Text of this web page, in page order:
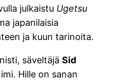
julkaistu Ugetsu
japanilaisia
ja kuun tarinoita.
säveltäjäSid
Hille on sanan